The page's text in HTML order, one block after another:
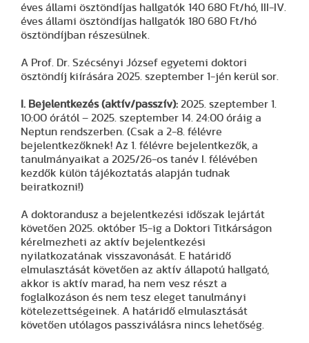
éves állami ösztöndíjas hallgatók 140 680 Ft/hó, III-IV.
éves állami ösztöndíjas hallgatók 180 680 Ft/hó
ösztöndíjban részesülnek.
A Prof. Dr. Szécsényi József egyetemi doktori
ösztöndíj kiírására 2025. szeptember 1-jén kerül sor.
I. Bejelentkezés (aktív/passzív): 2025. szeptember 1.
10:00 órától – 2025. szeptember 14. 24:00 óráig a
Neptun rendszerben. (Csak a 2-8. félévre
bejelentkezőknek! Az 1. félévre bejelentkezők, a
tanulmányaikat a 2025/26-os tanév I. félévében
kezdők külön tájékoztatás alapján tudnak
beiratkozni!)
A doktorandusz a bejelentkezési időszak lejártát
követően 2025. október 15-ig a Doktori Titkárságon
kérelmezheti az aktív bejelentkezési
nyilatkozatának visszavonását. E határidő
elmulasztását követően az aktív állapotú hallgató,
akkor is aktív marad, ha nem vesz részt a
foglalkozáson és nem tesz eleget tanulmányi
kötelezettségeinek. A határidő elmulasztását
követően utólagos passziválásra nincs lehetőség.